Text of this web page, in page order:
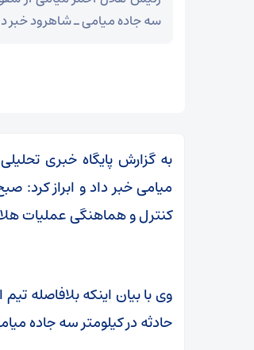
سه جاده میامی ـ شاهرود خبر
به گزارش پایگاه خبری
میامی خبر داد و ابراز کرد:
کنترل و هماهنگی عملیات
وی با بیان اینکه بلافاصله
حادثه در کیلومتر سه جاده
بقائی: برنامه‌ای برای سفر به قطر و